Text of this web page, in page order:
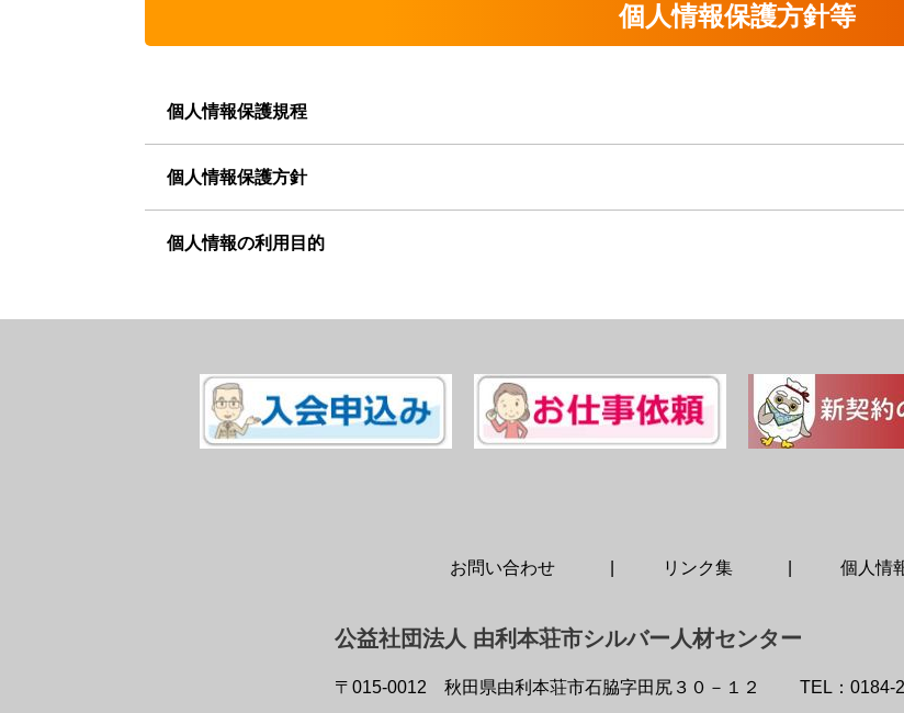
個人情報保護方針等
個人情報保護規程
個人情報保護方針
個人情報の利用目的
お問い合わせ リンク集 個人情
公益社団法人 由利本荘市シルバー人材センター
〒015-0012 秋田県由利本荘市石脇字田尻３０－１２ TEL：0184-